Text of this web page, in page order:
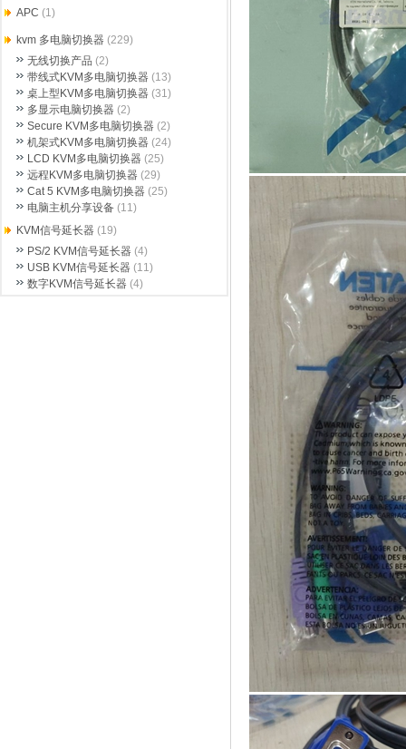
APC (1)
kvm 多电脑切换器 (229)
无线切换产品 (2)
带线式KVM多电脑切换器 (13)
桌上型KVM多电脑切换器 (31)
多显示电脑切换器 (2)
Secure KVM多电脑切换器 (2)
机架式KVM多电脑切换器 (24)
LCD KVM多电脑切换器 (25)
远程KVM多电脑切换器 (29)
Cat 5 KVM多电脑切换器 (25)
电脑主机分享设备 (11)
KVM信号延长器 (19)
PS/2 KVM信号延长器 (4)
USB KVM信号延长器 (11)
数字KVM信号延长器 (4)